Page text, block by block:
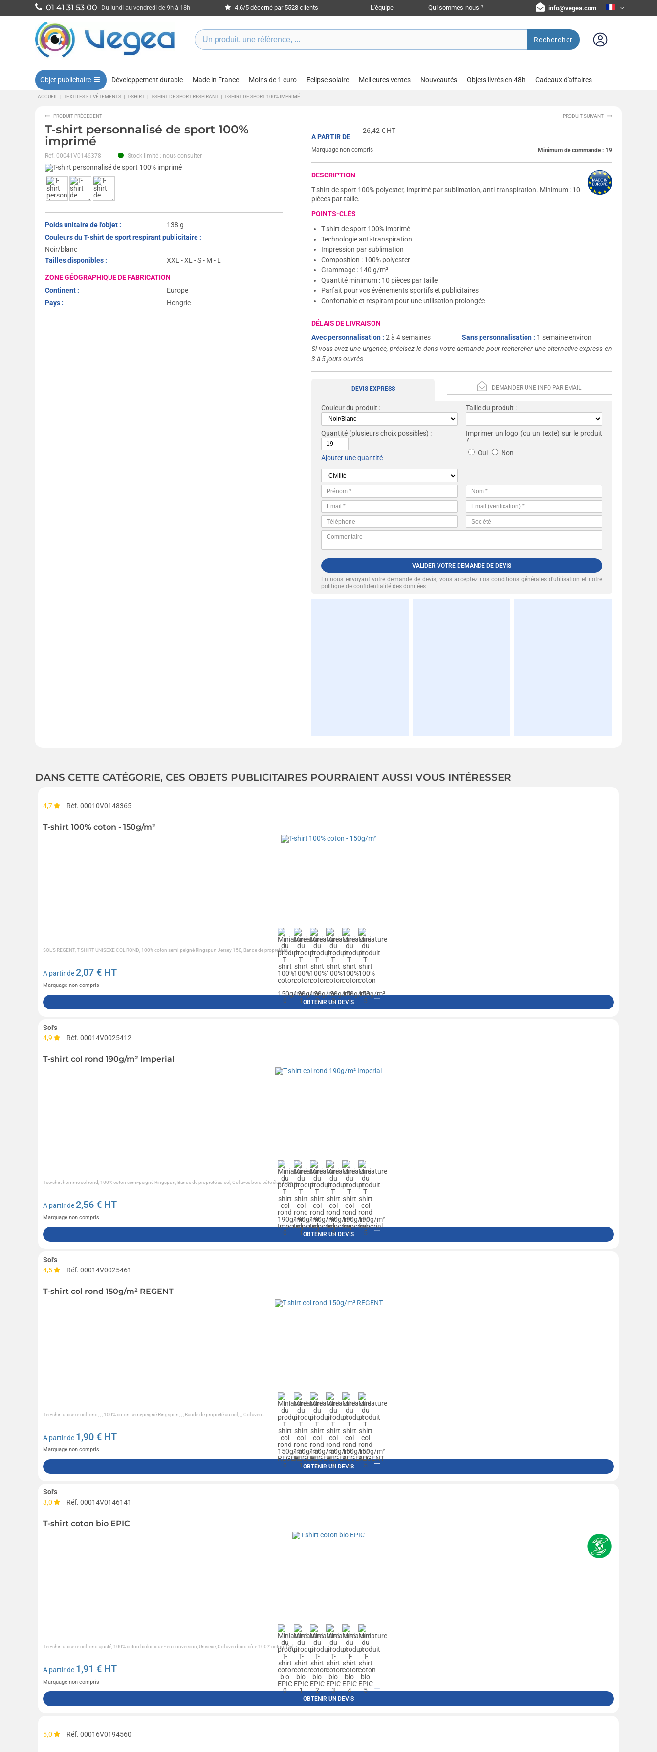
01 41 31 53 00 Du lundi au vendredi de 9h à 18h 4.6/5 décerné par 5528 clients L'équipe Qui sommes-nous ? info@vegea.com
Rechercher
Objet publicitaire Développement durable Made in France Moins de 1 euro Eclipse solaire Meilleures ventes Nouveautés Objets livrés en 48h Cadeaux d'affaires
ACCUEIL | TEXTILES ET VÊTEMENTS | T-SHIRT | T-SHIRT DE SPORT RESPIRANT | T-SHIRT DE SPORT 100% IMPRIMÉ
PRODUIT PRÉCÉDENT PRODUIT SUIVANT
T-shirt personnalisé de sport 100%
imprimé
Réf. 00041V0146378 Stock limité : nous consulter
Poids unitaire de l'objet :
138 g
Couleurs du T-shirt de sport respirant publicitaire :
Noir/blanc
Tailles disponibles :
XXL - XL - S - M - L
ZONE GÉOGRAPHIQUE DE FABRICATION
Continent :
Europe
Pays :
Hongrie
26,42€ HT
A PARTIR DE
Marquage non compris Minimum de commande : 19
DESCRIPTION
T-shirt de sport 100% polyester, imprimé par sublimation, anti-transpiration. Minimum : 10
pièces par taille.
POINTS-CLÉS
T-shirt de sport 100% imprimé
Technologie anti-transpiration
Impression par sublimation
Composition : 100% polyester
Grammage : 140 g/m²
Quantité minimum : 10 pièces par taille
Parfait pour vos événements sportifs et publicitaires
Confortable et respirant pour une utilisation prolongée
DÉLAIS DE LIVRAISON
Avec personnalisation :2 à 4 semaines Sans personnalisation : 1 semaine environ
Si vous avez une urgence, précisez-le dans votre demande pour rechercher une alternative express en
3 à 5 jours ouvrés
DEMANDER UNE INFO PAR EMAIL
DEVIS EXPRESS
Couleur du produit : Taille du produit :
Quantité (plusieurs choix possibles) :
Ajouter une quantité
Imprimer un logo (ou un texte) sur le produit
?
Oui
Non
VALIDER VOTRE DEMANDE DE DEVIS
En nous envoyant votre demande de devis, vous acceptez nosconditions générales d’utilisation et notre
politique de confidentialité des données
DANS CETTE CATÉGORIE, CES OBJETS PUBLICITAIRES POURRAIENT AUSSI VOUS INTÉRESSER
4,7 Réf. 00010V0148365
T-shirt 100% coton - 150g/m²
SOL'S REGENT, T-SHIRT UNISEXE COL ROND, 100% coton semi-peigné Ringspun Jersey 150, Bande de propreté au...
A partir de2,07 € HT
Marquage non compris
OBTENIR UN DEVIS
Sol's
4,9
Réf. 00014V0025412
T-shirt col rond 190g/m² Imperial
Tee-shirt homme col rond, 100% coton semi-peigné Ringspun, Bande de propreté au col, Col avec bord côte élasthanne,...
A partir de2,56 € HT
Marquage non compris
OBTENIR UN DEVIS
Sol's
4,5
Réf. 00014V0025461
T-shirt col rond 150g/m² REGENT
Tee-shirt unisexe col rond, , , 100% coton semi-peigné Ringspun, , , Bande de propreté au col, , , Col avec...
A partir de 1,90 € HT
Marquage non compris
OBTENIR UN DEVIS
Sol's
3,0
Réf. 00014V0146141
T-shirt coton bio EPIC
Tee-shirt unisexe col rond ajusté, 100% coton biologique - en conversion, Unisexe, Col avec bord côte 100% coton, Col...
A partir de 1,91 € HT
Marquage non compris
OBTENIR UN DEVIS
5,0 Réf. 00016V0194560